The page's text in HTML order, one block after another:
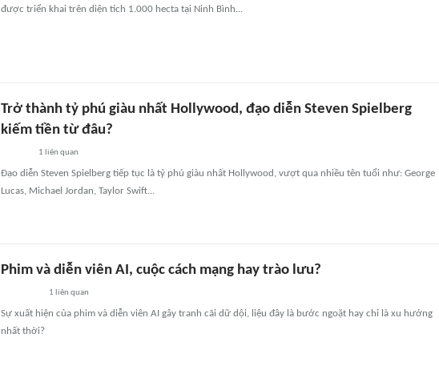
được triển khai trên diện tích 1.000 hecta tại Ninh Bình...
Trở thành tỷ phú giàu nhất Hollywood, đạo diễn Steven Spielberg
kiếm tiền từ đâu?
1 liên quan
Đạo diễn Steven Spielberg tiếp tục là tỷ phú giàu nhất Hollywood, vượt qua nhiều tên tuổi như: George
Lucas, Michael Jordan, Taylor Swift...
Phim và diễn viên AI, cuộc cách mạng hay trào lưu?
1 liên quan
Sự xuất hiện của phim và diễn viên AI gây tranh cãi dữ dội, liệu đây là bước ngoặt hay chỉ là xu hướng
nhất thời?